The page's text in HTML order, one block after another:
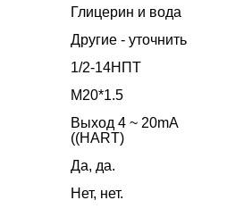
Глицерин и вода
Другие - уточнить
1/2-14НПТ
М20*1.5
Выход 4 ~ 20mA
((HART)
Да, да.
Нет, нет.